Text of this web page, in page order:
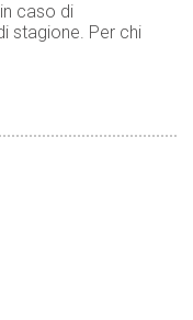
caso di
stagione. Per chi